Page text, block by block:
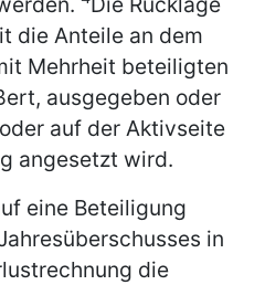
die Anteile an dem
Mehrheit beteiligten
ausgegeben oder
auf der Aktivseite
angesetzt wird.
eine Beteiligung
in
die